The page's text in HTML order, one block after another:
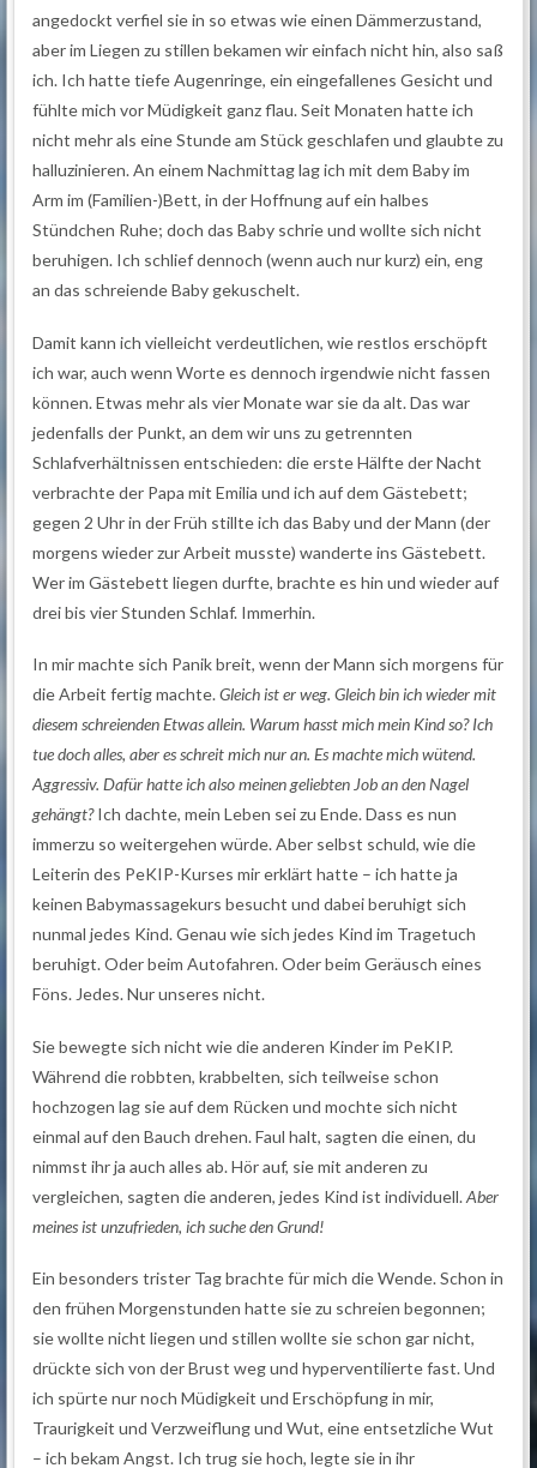
angedockt verfiel sie in so etwas wie einen Dämmerzustand,
aber im Liegen zu stillen bekamen wir einfach nicht hin, also saß
ich. Ich hatte tiefe Augenringe, ein eingefallenes Gesicht und
fühlte mich vor Müdigkeit ganz flau. Seit Monaten hatte ich
nicht mehr als eine Stunde am Stück geschlafen und glaubte zu
halluzinieren. An einem Nachmittag lag ich mit dem Baby im
Arm im (Familien-)Bett, in der Hoffnung auf ein halbes
Stündchen Ruhe; doch das Baby schrie und wollte sich nicht
beruhigen. Ich schlief dennoch (wenn auch nur kurz) ein, eng
an das schreiende Baby gekuschelt.
Damit kann ich vielleicht verdeutlichen, wie restlos erschöpft
ich war, auch wenn Worte es dennoch irgendwie nicht fassen
können. Etwas mehr als vier Monate war sie da alt. Das war
jedenfalls der Punkt, an dem wir uns zu getrennten
Schlafverhältnissen entschieden: die erste Hälfte der Nacht
verbrachte der Papa mit Emilia und ich auf dem Gästebett;
gegen 2 Uhr in der Früh stillte ich das Baby und der Mann (der
morgens wieder zur Arbeit musste) wanderte ins Gästebett.
Wer im Gästebett liegen durfte, brachte es hin und wieder auf
drei bis vier Stunden Schlaf. Immerhin.
In mir machte sich Panik breit, wenn der Mann sich morgens für
die Arbeit fertig machte.Gleich ist er weg. Gleich bin ich wieder mit
diesem schreienden Etwas allein. Warum hasst mich mein Kind so? Ich
tue doch alles, aber es schreit mich nur an. Es machte mich wütend.
Aggressiv. Dafür hatte ich also meinen geliebten Job an den Nagel
gehängt?Ich dachte, mein Leben sei zu Ende. Dass es nun
immerzu so weitergehen würde. Aber selbst schuld, wie die
Leiterin des PeKIP-Kurses mir erklärt hatte – ich hatte ja
keinen Babymassagekurs besucht und dabei beruhigt sich
nunmal jedes Kind. Genau wie sich jedes Kind im Tragetuch
beruhigt. Oder beim Autofahren. Oder beim Geräusch eines
Föns. Jedes. Nur unseres nicht.
Sie bewegte sich nicht wie die anderen Kinder im PeKIP.
Während die robbten, krabbelten, sich teilweise schon
hochzogen lag sie auf dem Rücken und mochte sich nicht
einmal auf den Bauch drehen. Faul halt, sagten die einen, du
nimmst ihr ja auch alles ab. Hör auf, sie mit anderen zu
vergleichen, sagten die anderen, jedes Kind ist individuell.Aber
meines ist unzufrieden, ich suche den Grund!
Ein besonders trister Tag brachte für mich die Wende. Schon in
den frühen Morgenstunden hatte sie zu schreien begonnen;
sie wollte nicht liegen und stillen wollte sie schon gar nicht,
drückte sich von der Brust weg und hyperventilierte fast. Und
ich spürte nur noch Müdigkeit und Erschöpfung in mir,
Traurigkeit und Verzweiflung und Wut, eine entsetzliche Wut
– ich bekam Angst. Ich trug sie hoch, legte sie in ihr